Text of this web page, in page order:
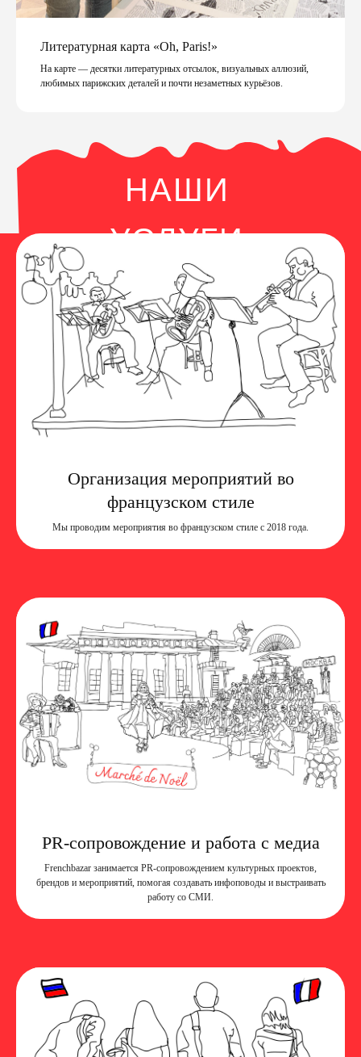
Литературная карта «Oh, Paris!»
На карте — десятки литературных отсылок, визуальных аллюзий,
любимых парижских деталей и почти незаметных курьёзов.
НАШИ
УСЛУГИ
Организация мероприятий во
французском стиле
Мы проводим мероприятия во французском стиле с 2018 года.
PR-сопровождение и работа с медиа
Frenchbazar занимается PR-сопровождением культурных проектов,
брендов и мероприятий, помогая создавать инфоповоды и выстраивать
работу со СМИ.